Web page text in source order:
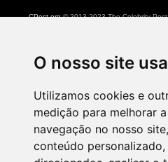
O nosso site
Utilizamos cookies e
medição para melhorar
navegação no nosso
conteúdo personalizado,
CPost.org© 2013-2023 The Celebrity
About Us
Advertising
Contact Us